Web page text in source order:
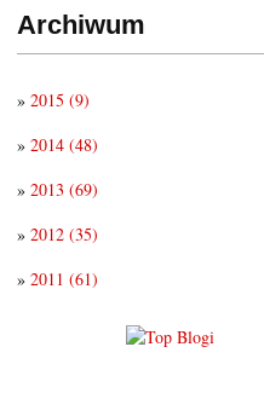
Archiwum
» 2015 (9)
» 2014 (48)
» 2013 (69)
» 2012 (35)
» 2011 (61)